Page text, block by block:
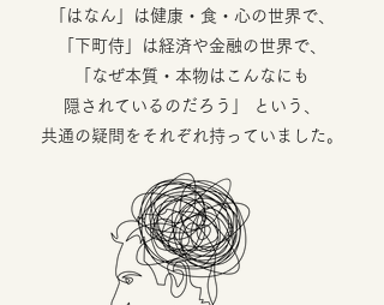
「はなん」は健康・食・心の世界で、
「下町侍」は経済や金融の世界で、
「なぜ本質・本物はこんなにも
隠されているのだろう」
という、
共通の疑問をそれぞれ持っていました。